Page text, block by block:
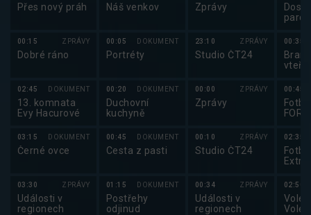
Přes nový práh
00:15 ZPRÁVY
Dobré ráno
02:45 DOKUMENT
13. komnata
Evy Hacurové
03:15 DOKUMENT
Černé ovce
03:30 ZPRÁVY
Události v
regionech
Náš venkov
00:05 DOKUMENT
Portréty
00:20 DOKUMENT
Duchovní
kuchyně
00:45 DOKUMENT
Cesta z pasti
01:15 DOKUMENT
Postřehy
odjinud
Zprávy
23:10 ZPRÁVY
Studio ČT24
00:00 ZPRÁVY
Zprávy
00:10 ZPRÁVY
Studio ČT24
00:34 ZPRÁVY
Události v
regionech
00:35
00:45
02:35
02:50